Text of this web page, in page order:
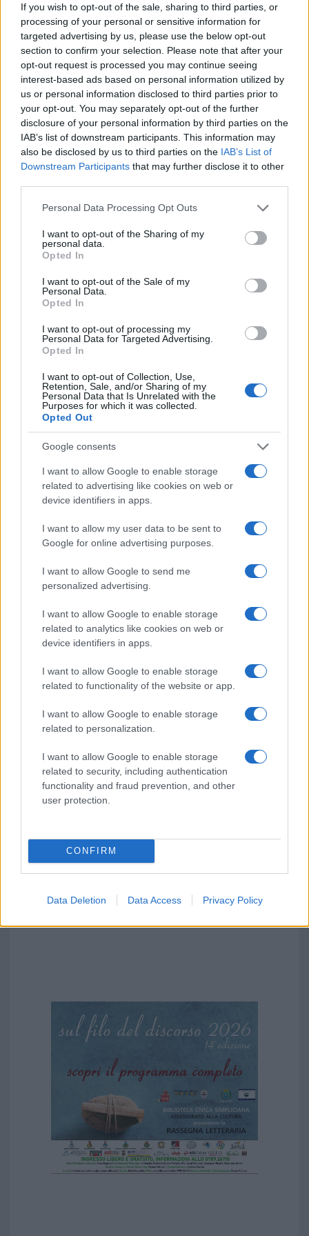
If you wish to opt-out of the sale, sharing to third parties, or
processing of your personal or sensitive information for
targeted advertising by us, please use the below opt-out
section to confirm your selection. Please note that after your
opt-out request is processed you may continue seeing
interest-based ads based on personal information utilized by
us or personal information disclosed to third parties prior to
your opt-out. You may separately opt-out of the further
disclosure of your personal information by third parties on the
IAB’s list of downstream participants. This information may
also be disclosed by us to third parties on the IAB’s List of
Downstream Participants that may further disclose it to other
Please note that this website/app uses one or more Google
not limited to your visit or usage behaviour. You may click to
grant or deny consent to Google and its third-party tags to
use your data for below specified purposes in below Google
consent section.
Personal Data Processing Opt Outs
I want to opt-out of the Sharing of my
personal data.
Opted In
I want to opt-out of the Sale of my
Personal Data.
Opted In
I want to opt-out of processing my
Personal Data for Targeted Advertising.
Opted In
I want to opt-out of Collection, Use,
Retention, Sale, and/or Sharing of my
Personal Data that Is Unrelated with the
Purposes for which it was collected.
Opted Out
Google consents
I want to allow Google to enable storage
related to advertising like cookies on web or
device identifiers in apps.
I want to allow my user data to be sent to
Google for online advertising purposes.
I want to allow Google to send me
personalized advertising.
I want to allow Google to enable storage
related to analytics like cookies on web or
device identifiers in apps.
I want to allow Google to enable storage
related to functionality of the website or app.
I want to allow Google to enable storage
related to personalization.
I want to allow Google to enable storage
related to security, including authentication
functionality and fraud prevention, and other
user protection.
CONFIRM
Data Deletion Data Access Privacy Policy
o
o
k
r st A
p
p
NOTIZIE RECENTI
Nuovo sportello rifiuti a Palau, una svolta per gli
utenti
Migliori agenzie per l’Attestazione SOA in Italia:
lista delle 4 realtà più efficienti nella g…
“Sul filo del discorso”: sold out ad Olbia per il
reading su Atzeni
center di Tegge
Esce di strada con l’auto ad Arzachena: ferito il
conducente
Turiste si perdono a Tavolara: salvate dai vigili
del fuoco
Meteo Olbia 6 agosto, migliora il tempo in
Gallura